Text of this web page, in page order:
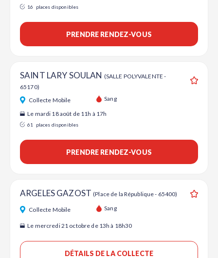
16 places disponibles
PRENDRE RENDEZ-VOUS
SAINT LARY SOULAN (SALLE POLYVALENTE -
65170)
Collecte Mobile Sang
Le mardi 18 août de 11h à 17h
61 places disponibles
PRENDRE RENDEZ-VOUS
ARGELES GAZOST(Place de la République - 65400)
Collecte Mobile Sang
Le mercredi 21 octobre de 13h à 18h30
DÉTAILS DE LA COLLECTE